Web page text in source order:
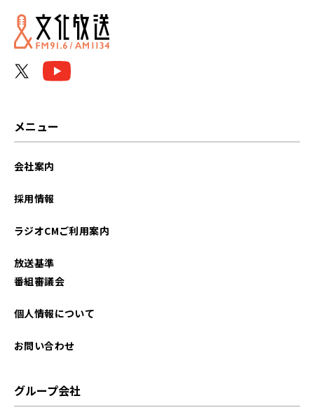
2026年06月
2025年09月
2025年06月
メニュー
会社案内
採用情報
ラジオCMご利用案内
放送基準
番組審議会
個人情報について
お問い合わせ
グループ会社